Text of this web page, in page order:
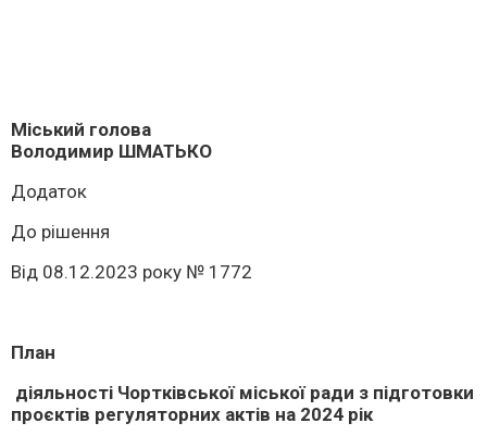
Міський голова
Володимир ШМАТЬКО
Додаток
До рішення
Від 08.12.2023 року № 1772
План
діяльності Чортківської міської ради з підготовки
проєктів регуляторних актів на 2024 рік